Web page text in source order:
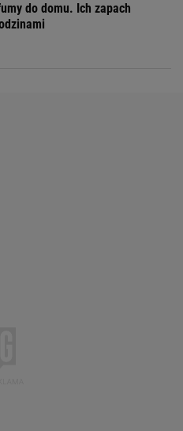
do domu. Ich zapach